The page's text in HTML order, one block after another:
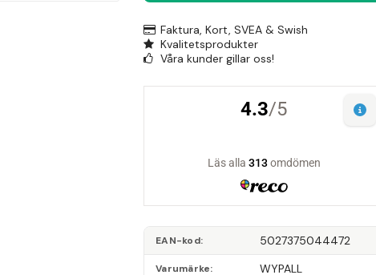
Faktura, Kort, SVEA & Swish
Kvalitetsprodukter
Våra kunder gillar oss!
EAN-kod 5027375044472
Varumärke WYPALL